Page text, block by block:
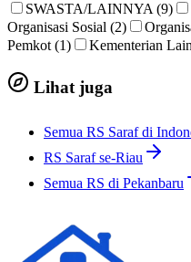
SWASTA/LAINNYA (9)
Organisasi Sosial (2)
Pemkot (1)
Kementerian
Lihat juga
Semua RS Saraf di
RS Saraf se-Riau
Semua RS di Pekanbaru